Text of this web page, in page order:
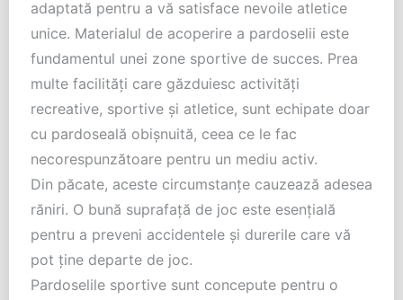
adaptată pentru a vă satisface nevoile atletice
unice. Materialul de acoperire a pardoselii este
fundamentul unei zone sportive de succes. Prea
multe facilități care găzduiesc activități
recreative, sportive și atletice, sunt echipate doar
cu pardoseală obișnuită, ceea ce le fac
necorespunzătoare pentru un mediu activ.
Din păcate, aceste circumstanțe cauzează adesea
răniri. O bună suprafață de joc este esențială
pentru a preveni accidentele și durerile care vă
pot ține departe de joc.
Pardoselile sportive sunt concepute pentru o